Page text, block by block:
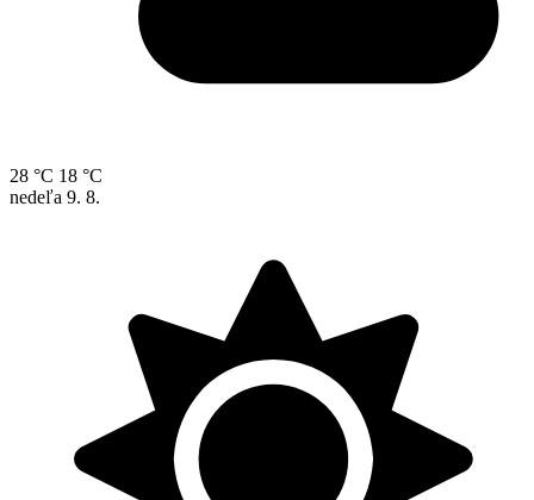
28 °C 18 °C
nedeľa 9. 8.